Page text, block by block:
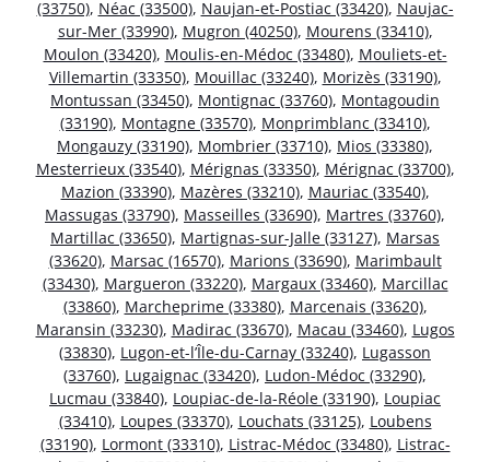
(33750), Néac (33500), Naujan-et-Postiac (33420), Naujac-
sur-Mer (33990), Mugron (40250), Mourens (33410),
Moulon (33420), Moulis-en-Médoc (33480), Mouliets-et-
Villemartin (33350), Mouillac (33240), Morizès (33190),
Montussan (33450), Montignac (33760), Montagoudin
(33190), Montagne (33570), Monprimblanc (33410),
Mongauzy (33190), Mombrier (33710), Mios (33380),
Mesterrieux (33540), Mérignas (33350), Mérignac (33700),
Mazion (33390), Mazères (33210), Mauriac (33540),
Massugas (33790), Masseilles (33690), Martres (33760),
Martillac (33650), Martignas-sur-Jalle (33127), Marsas
(33620), Marsac (16570), Marions (33690), Marimbault
(33430), Margueron (33220), Margaux (33460), Marcillac
(33860), Marcheprime (33380), Marcenais (33620),
Maransin (33230), Madirac (33670), Macau (33460), Lugos
(33830), Lugon-et-l’Île-du-Carnay (33240), Lugasson
(33760), Lugaignac (33420), Ludon-Médoc (33290),
Lucmau (33840), Loupiac-de-la-Réole (33190), Loupiac
(33410), Loupes (33370), Louchats (33125), Loubens
(33190), Lormont (33310), Listrac-Médoc (33480), Listrac-